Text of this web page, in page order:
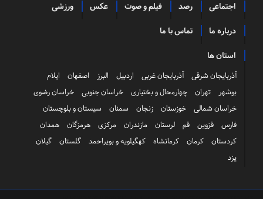
اجتماعی رصد فیلم و صوت عکس ورزشی
درباره ما تماس با ما
استان ها
آذربایجان شرقی آذربایجان غربی اردبیل البرز اصفهان
ایلام
بوشهر
تهران چهارمحال و بختیاری خراسان جنوبی
خراسان رضوی
خراسان شمالی
خوزستان زنجان سمنان
سیستان و بلوچستان
فارس
قزوین قم لرستان مازندران مرکزی هرمزگان
همدان
کردستان
کرمان کرمانشاه کهگیلویه و بویراحمد گلستان
گیلان
یزد